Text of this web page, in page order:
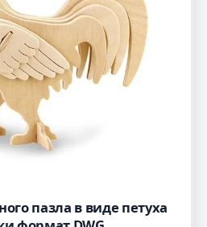
пазла в виде петуха